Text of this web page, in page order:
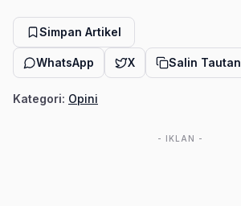
Simpan Artikel
WhatsApp X Salin Tautan
Kategori: Opini
- IKLAN -